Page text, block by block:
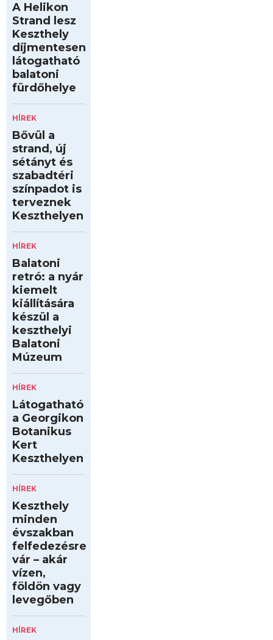
A Helikon
Strand lesz
Keszthely
díjmentesen
látogatható
balatoni
fürdőhelye
HÍREK
Bővül a
strand, új
sétányt és
szabadtéri
színpadot is
terveznek
Keszthelyen
HÍREK
Balatoni
retró: a nyár
kiemelt
kiállítására
készül a
keszthelyi
Balatoni
Múzeum
HÍREK
Látogatható
a Georgikon
Botanikus
Kert
Keszthelyen
HÍREK
Keszthely
minden
évszakban
felfedezésre
vár – akár
vízen,
földön vagy
levegőben
HÍREK